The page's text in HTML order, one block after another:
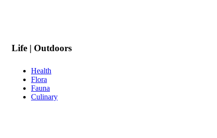
Life | Outdoors
Health
Flora
Fauna
Culinary